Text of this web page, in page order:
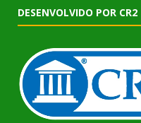
DESENVOLVIDO POR CR2